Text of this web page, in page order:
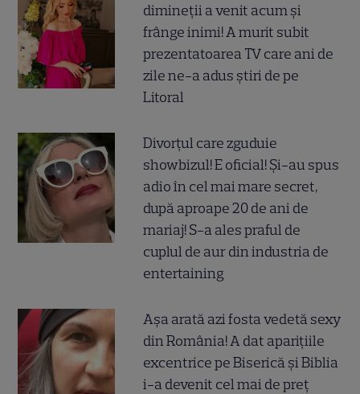
dimineții a venit acum și
frânge inimi! A murit subit
prezentatoarea TV care ani de
zile ne-a adus știri de pe
Litoral
Divorțul care zguduie
showbizul! E oficial! Și-au spus
adio în cel mai mare secret,
după aproape 20 de ani de
mariaj! S-a ales praful de
cuplul de aur din industria de
entertaining
Așa arată azi fosta vedetă sexy
din România! A dat aparițiile
excentrice pe Biserică și Biblia
i-a devenit cel mai de preț